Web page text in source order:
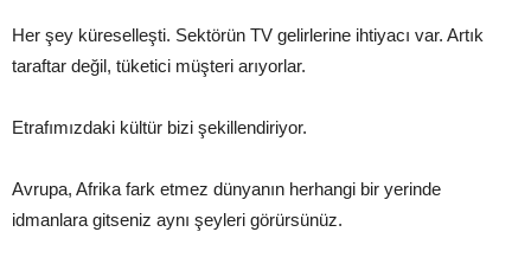
Her şey küreselleşti. Sektörün TV gelirlerine ihtiyacı var. Artık
taraftar değil, tüketici müşteri arıyorlar.
Etrafımızdaki kültür bizi şekillendiriyor.
Avrupa, Afrika fark etmez dünyanın herhangi bir yerinde
idmanlara gitseniz aynı şeyleri görürsünüz.